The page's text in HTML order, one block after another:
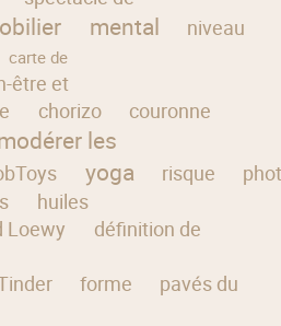
mental
niveau
carte de
être et
chorizo
couronne
les
yoga risque
huiles
Loewy
définition de
forme
pavés du